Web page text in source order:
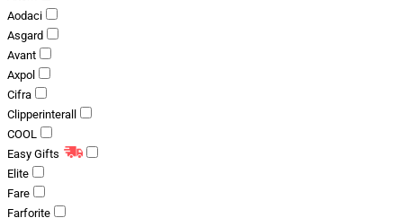
Aodaci
Asgard
Avant
Axpol
Cifra
Clipperinterall
COOL
Easy Gifts
Elite
Fare
Farforite